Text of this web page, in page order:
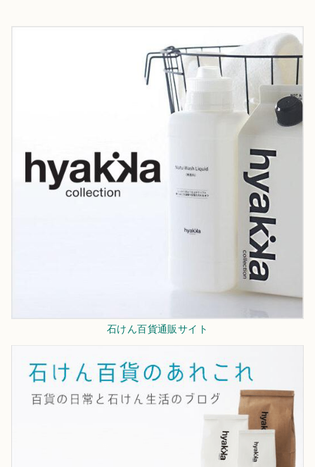
石けん百貨通販サイト